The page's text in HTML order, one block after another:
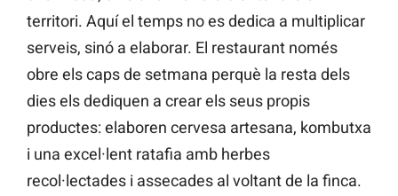
territori. Aquí el temps no es dedica a multiplicar
serveis, sinó a elaborar. El restaurant només
obre els caps de setmana perquè la resta dels
dies els dediquen a crear els seus propis
productes: elaboren cervesa artesana, kombutxa
i una excel·lent ratafia amb herbes
recol·lectades i assecades al voltant de la finca.